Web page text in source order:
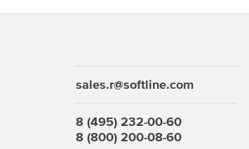
sales.r@softline.com
8 (495) 232-00-60
8 (800) 200-08-60